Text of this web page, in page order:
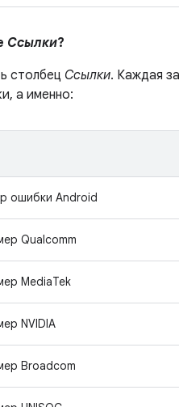
Ссылки?
столбец Ссылки. Каждая
а именно:
ошибки Android
Qualcomm
MediaTek
NVIDIA
Broadcom